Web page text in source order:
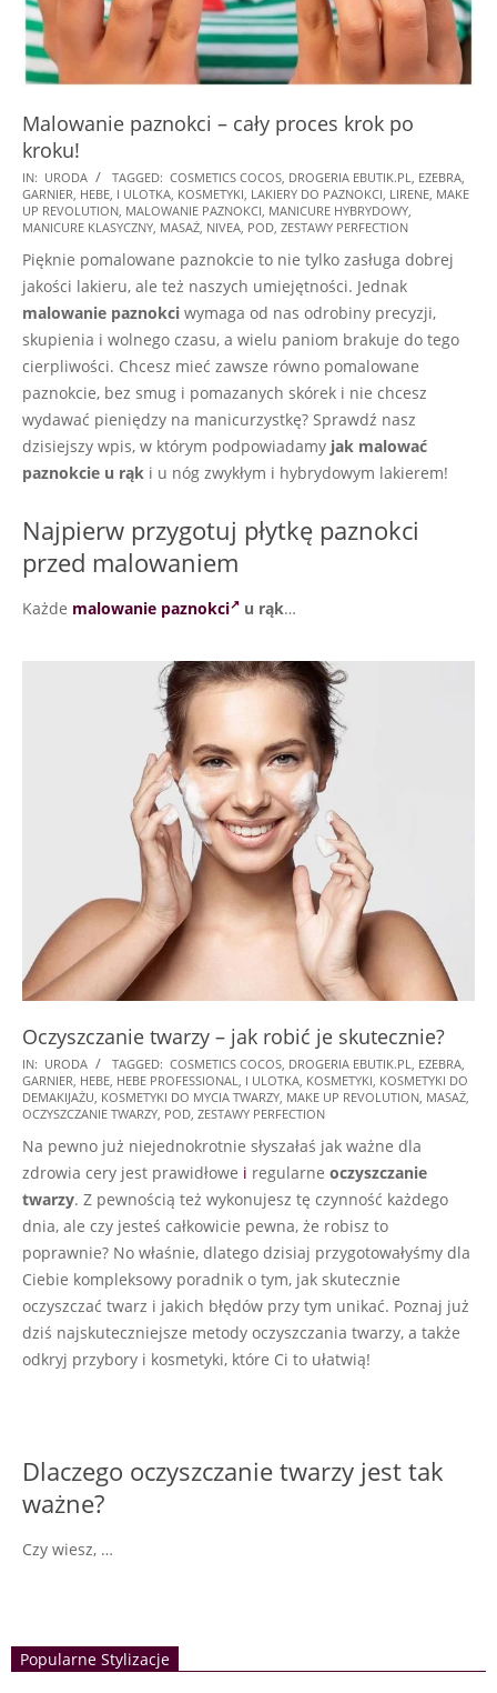
Malowanie paznokci – cały proces krok po
kroku!
2024-
11-
17
IN: URODA TAGGED: COSMETICS COCOS DROGERIA EBUTIK.PL EZEBRA
GARNIER HEBE I ULOTKA KOSMETYKI LAKIERY DO PAZNOKCI LIRENE MAKE
UP REVOLUTION MALOWANIE PAZNOKCI MANICURE HYBRYDOWY
MANICURE KLASYCZNY MASAŻ NIVEA POD ZESTAWY PERFECTION
Pięknie pomalowane paznokcie to nie tylko zasługa dobrej
jakości lakieru, ale też naszych umiejętności. Jednak
malowanie paznokci wymaga od nas odrobiny precyzji,
skupienia i wolnego czasu, a wielu paniom brakuje do tego
cierpliwości. Chcesz mieć zawsze równo pomalowane
paznokcie, bez smug i pomazanych skórek i nie chcesz
wydawać pieniędzy na manicurzystkę? Sprawdź nasz
dzisiejszy wpis, w którym podpowiadamy jak malować
paznokcie u rąk i u nóg zwykłym i hybrydowym lakierem!
Najpierw przygotuj płytkę paznokci
przed malowaniem
Każde malowanie paznokci u rąk…
Oczyszczanie twarzy – jak robić je skutecznie?
2024-
11-
17
IN: URODA TAGGED: COSMETICS COCOS DROGERIA EBUTIK.PL EZEBRA
GARNIER HEBE HEBE PROFESSIONAL I ULOTKA KOSMETYKI KOSMETYKI DO
DEMAKIJAŻU KOSMETYKI DO MYCIA TWARZY MAKE UP REVOLUTION MASAŻ
OCZYSZCZANIE TWARZY POD ZESTAWY PERFECTION
Na pewno już niejednokrotnie słyszałaś jak ważne dla
zdrowia cery jest prawidłowe i regularne oczyszczanie
twarzy. Z pewnością też wykonujesz tę czynność każdego
dnia, ale czy jesteś całkowicie pewna, że robisz to
poprawnie? No właśnie, dlatego dzisiaj przygotowałyśmy dla
Ciebie kompleksowy poradnik o tym, jak skutecznie
oczyszczać twarz i jakich błędów przy tym unikać. Poznaj już
dziś najskuteczniejsze metody oczyszczania twarzy, a także
odkryj przybory i kosmetyki, które Ci to ułatwią!
Dlaczego oczyszczanie twarzy jest tak
ważne?
Czy wiesz, …
Popularne Stylizacje